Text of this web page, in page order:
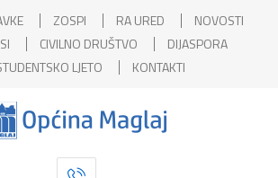
ZOSPI RA URED
NOVOSTI
CIVILNO DRUŠTVO
DIJASPORA
LJETO
KONTAKTI